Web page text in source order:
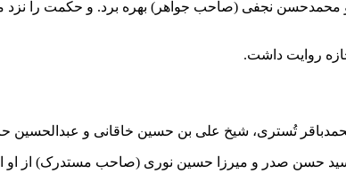
محمدحسن نجفی (صاحب جواهر ) بهره برد. و حکمت را نزد
روایت داشت.
تُستری، شیخ علی بن حسین خاقانی و عبدالحسین
حسن صدر و میرزا حسین نوری (صاحب مستدرک) از او